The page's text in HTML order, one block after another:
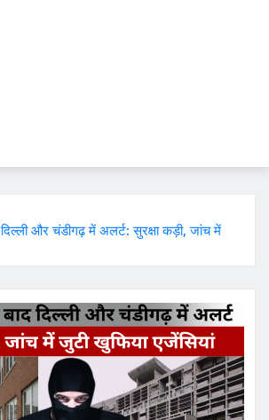
और चंडीगढ़ में अलर्ट: सुरक्षा कड़ी, जांच में